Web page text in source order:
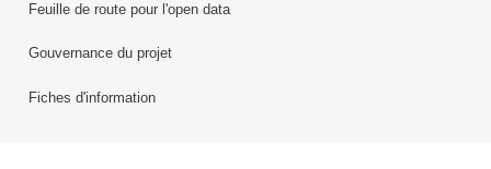
Feuille de route pour l'open data
Gouvernance du projet
Fiches d'information